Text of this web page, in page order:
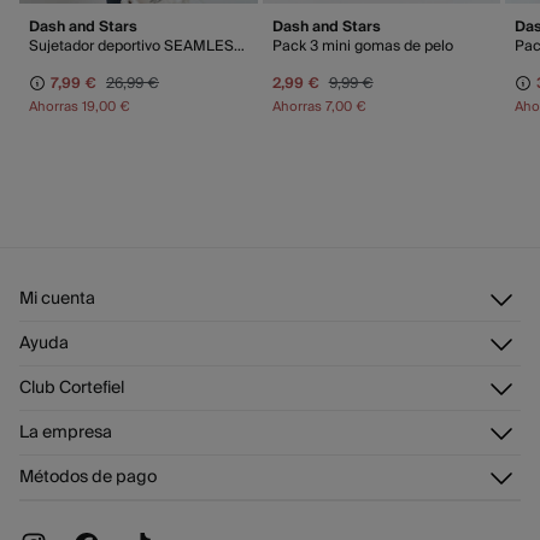
Dash and Stars
Sujetador deportivo SEAMLESS COMFORT azul
7,99 € 26,99 €
Ahorras19,00 €
Dash and Stars
Pack 3 mini gomas de pelo
2,99 € 9,99 €
Ahorras7,00 €
Mi cuenta
Registrarme
Direcciones de envío
Tarjeta regalo online
Tarjeta abono
Ayuda
Atención al cliente
Preguntas frecuentes
Cambios, devoluciones y desistimiento
Club Cortefiel
La empresa
Trabaja con nosotros
Métodos de pago